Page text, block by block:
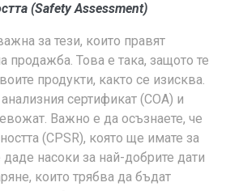
(Safety Assessment)
за тези, които правят
продажба. Това е така, защото те
продукти, както се изисква.
сертификат (COA) и
Важно е да осъзнаете, че
(CPSR), която ще имате за
насоки за най-добрите дати
които трябва да бъдат